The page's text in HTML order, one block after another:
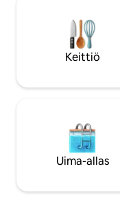
omituiset *
*maaseutu *
patikointiparatiisi *
*hylätyt kylät *
Keittiö
Uima-allas